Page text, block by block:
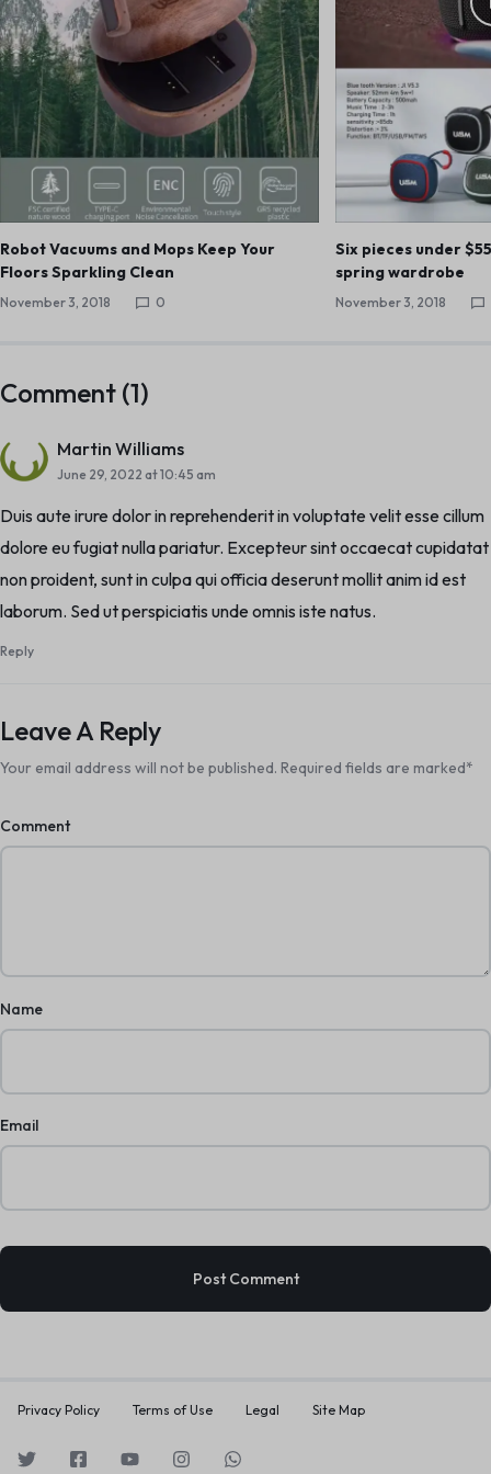
Robot Vacuums and Mops Keep Your
Floors Sparkling Clean
November 3, 2018 0
Six pieces under
spring wardrobe
November 3, 2018
Comment (1)
Martin Williams
June 29, 2022 at 10:45 am
Duis aute irure dolor in reprehenderit in voluptate velit esse cillum
dolore eu fugiat nulla pariatur. Excepteur sint occaecat cupidatat
non proident, sunt in culpa qui officia deserunt mollit anim id est
laborum. Sed ut perspiciatis unde omnis iste natus.
Reply
Leave A Reply
Your email address will not be published. Required fields are marked*
Comment
Name
Email
Privacy Policy Terms of Use Legal Site Map